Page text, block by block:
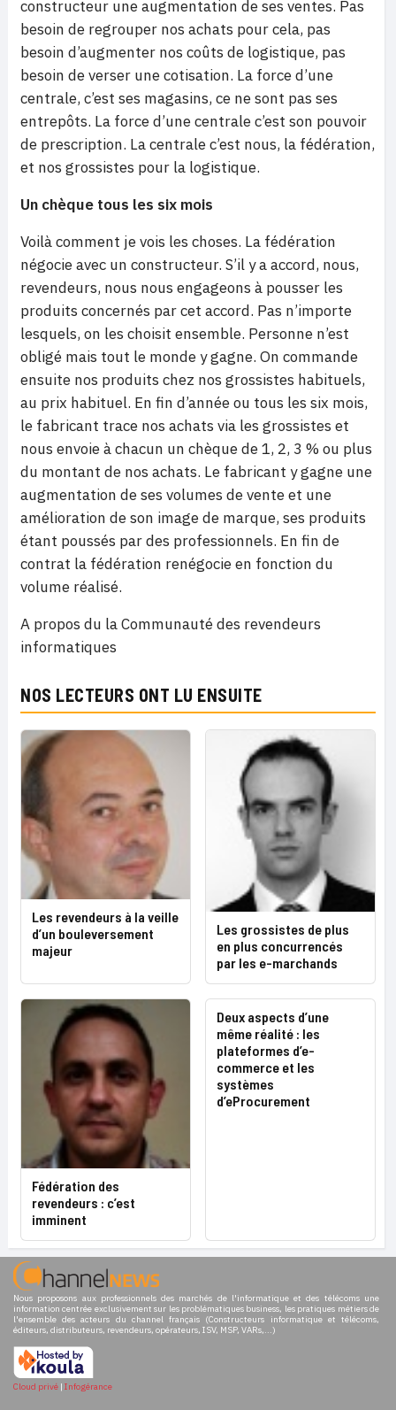
constructeur une augmentation de ses ventes. Pas
besoin de regrouper nos achats pour cela, pas
besoin d’augmenter nos coûts de logistique, pas
besoin de verser une cotisation. La force d’une
centrale, c’est ses magasins, ce ne sont pas ses
entrepôts. La force d’une centrale c’est son pouvoir
de prescription. La centrale c’est nous, la fédération,
et nos grossistes pour la logistique.
Un chèque tous les six mois
Voilà comment je vois les choses. La fédération
négocie avec un constructeur. S’il y a accord, nous,
revendeurs, nous nous engageons à pousser les
produits concernés par cet accord. Pas n’importe
lesquels, on les choisit ensemble. Personne n’est
obligé mais tout le monde y gagne. On commande
ensuite nos produits chez nos grossistes habituels,
au prix habituel. En fin d’année ou tous les six mois,
le fabricant trace nos achats via les grossistes et
nous envoie à chacun un chèque de 1, 2, 3 % ou plus
du montant de nos achats. Le fabricant y gagne une
augmentation de ses volumes de vente et une
amélioration de son image de marque, ses produits
étant poussés par des professionnels. En fin de
contrat la fédération renégocie en fonction du
volume réalisé.
A propos du la Communauté des revendeurs
informatiques
NOS LECTEURS ONT LU ENSUITE
Les revendeurs à la veille
d’un bouleversement
majeur
Les grossistes de plus
en plus concurrencés
par les e-marchands
Fédération des
revendeurs : c’est
imminent
Deux aspects d’une
même réalité : les
plateformes d’e-
commerce et les
systèmes
d’eProcurement
Nous proposons aux professionnels des marchés de l'informatique et des télécoms une
information centrée exclusivement sur les problématiques business, les pratiques métiers de
l'ensemble des acteurs du channel français (Constructeurs informatique et télécoms,
éditeurs, distributeurs, revendeurs, opérateurs, ISV, MSP, VARs,...)
Cloud privé | Infogérance